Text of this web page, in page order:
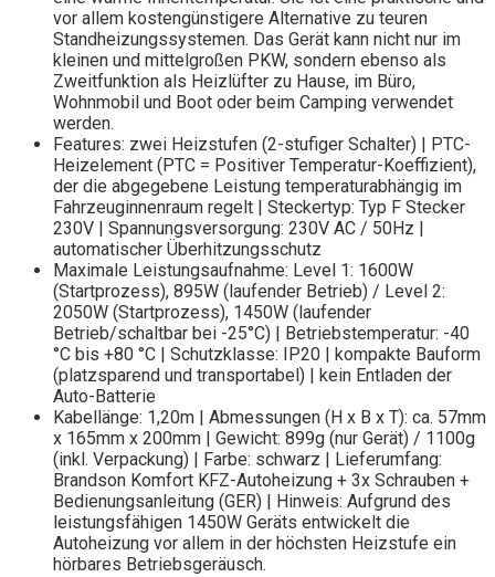
vor allem kostengünstigere Alternative zu teuren
Standheizungssystemen. Das Gerät kann nicht nur im
kleinen und mittelgroßen PKW, sondern ebenso als
Zweitfunktion als Heizlüfter zu Hause, im Büro,
Wohnmobil und Boot oder beim Camping verwendet
werden.
Features: zwei Heizstufen (2-stufiger Schalter) | PTC-
Heizelement (PTC = Positiver Temperatur-Koeffizient),
der die abgegebene Leistung temperaturabhängig im
Fahrzeuginnenraum regelt | Steckertyp: Typ F Stecker
230V | Spannungsversorgung: 230V AC / 50Hz |
automatischer Überhitzungsschutz
Maximale Leistungsaufnahme: Level 1: 1600W
(Startprozess), 895W (laufender Betrieb) / Level 2:
2050W (Startprozess), 1450W (laufender
Betrieb/schaltbar bei -25°C) | Betriebstemperatur: -40
°C bis +80 °C | Schutzklasse: IP20 | kompakte Bauform
(platzsparend und transportabel) | kein Entladen der
Auto-Batterie
Kabellänge: 1,20m | Abmessungen (H x B x T): ca. 57mm
x 165mm x 200mm | Gewicht: 899g (nur Gerät) / 1100g
(inkl. Verpackung) | Farbe: schwarz | Lieferumfang:
Brandson Komfort KFZ-Autoheizung + 3x Schrauben +
Bedienungsanleitung (GER) | Hinweis: Aufgrund des
leistungsfähigen 1450W Geräts entwickelt die
Autoheizung vor allem in der höchsten Heizstufe ein
hörbares Betriebsgeräusch.